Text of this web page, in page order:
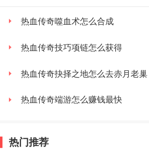
热血传奇噬血术怎么合成
热血传奇技巧项链怎么获得
热血传奇抉择之地怎么去赤月老巢
热血传奇端游怎么赚钱最快
热门推荐